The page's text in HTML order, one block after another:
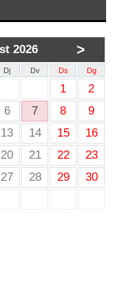
2026 >
Dj Dv Ds Dg
1
2
6 7 8
9
13 14 15
16
20 21 22
23
27 28 29
30